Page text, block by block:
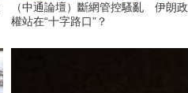
（中通論壇）斷網管控騷亂 伊朗政
權站在“十字路口”？